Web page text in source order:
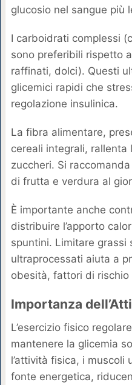
glucosio nel sangue più
I carboidrati complessi
sono preferibili rispetto
raffinati, dolci). Questi
glicemici rapidi che
regolazione insulinica.
La fibra alimentare,
cereali integrali, rallenta
zuccheri. Si
di frutta e verdura al
È importante anche
distribuire l’apporto
spuntini. Limitare grassi
ultraprocessati aiuta a
obesità, fattori di
Importanza
L’esercizio fisico
mantenere la glicemia
l’attività fisica, i muscoli
fonte energetica,